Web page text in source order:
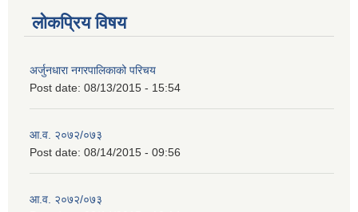
लोकप्रिय विषय
अर्जुनधारा नगरपालिकाको परिचय
Post date: 08/13/2015 - 15:54
आ.व. २०७२/०७३
Post date: 08/14/2015 - 09:56
आ.व. २०७२/०७३